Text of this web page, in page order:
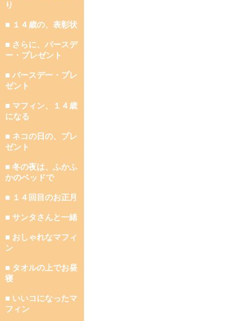
り
■ １４歳の、表彰状
■ さらに、バースデ
ー・プレゼント
■ バースデー・プレ
ゼント
■ マフィン、１４歳
になる
■ ネコの日の、プレ
ゼント
■ 冬の夜は、ふかふ
かのベッドで
■ １４回目のお正月
■ サンタさんと一緒
■ おしゃれなマフィ
ン
■ タオルの上でお昼
寝
■ いいコになったマ
フィン